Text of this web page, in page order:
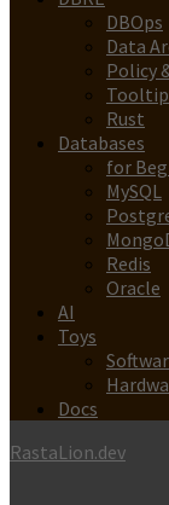
DBOps
Data
Policy
Rust
Databases
for
MySQL
Redis
Oracle
AI
Toys
Docs
RastaLion.dev